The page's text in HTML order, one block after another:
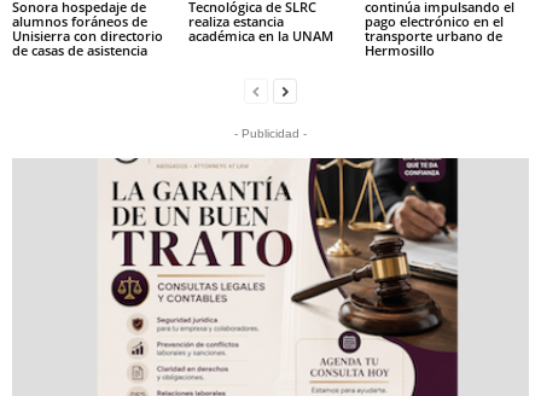
Sonora hospedaje de
alumnos foráneos de
Unisierra con directorio
de casas de asistencia
Tecnológica de SLRC
realiza estancia
académica en la UNAM
continúa impulsando el
pago electrónico en el
transporte urbano de
Hermosillo
- Publicidad -